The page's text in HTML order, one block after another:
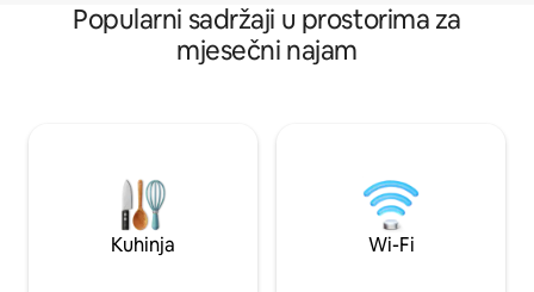
Popularni sadržaji u prostorima za
mjesečni najam
Kuhinja Wi-Fi